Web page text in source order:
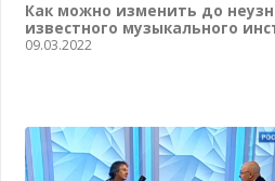
Как можно изменить до
известного музыкального
09.03.2022